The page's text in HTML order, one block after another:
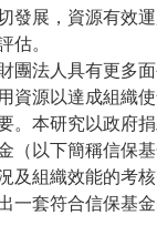
發展，資源有效
估。
團法人具有更多
資源以達成組織
。本研究以政府
（以下簡稱信保
及組織效能的考
一套符合信保基